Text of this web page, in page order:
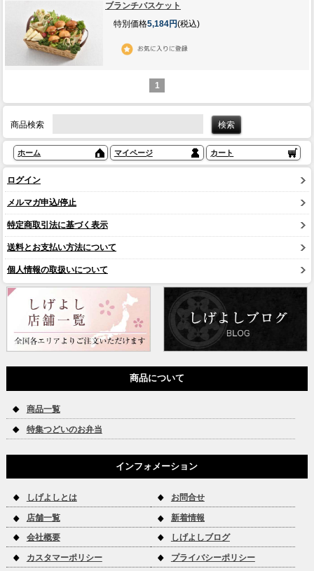
ブランチバスケット
特別価格5,184円(税込)
1
商品検索
ホーム マイページ カート
ログイン
メルマガ申込/停止
特定商取引法に基づく表示
送料とお支払い方法について
個人情報の取扱いについて
商品について
商品一覧
特集つどいのお弁当
インフォメーション
しげよしとは お問合せ
店舗一覧 新着情報
会社概要 しげよしブログ
カスタマーポリシー プライバシーポリシー